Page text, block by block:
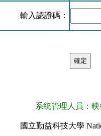
輸入認證碼：
系統管理人員：
國立勤益科技大學